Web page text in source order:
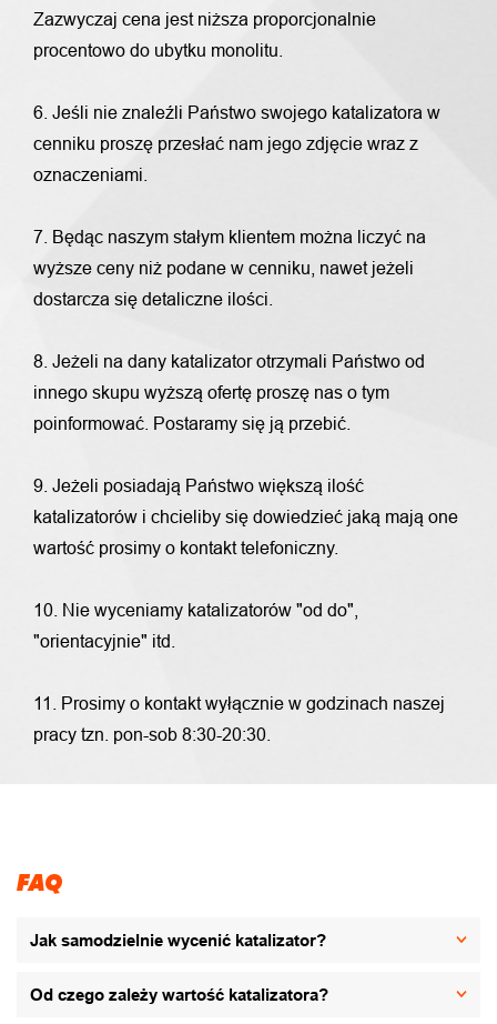
Zazwyczaj cena jest niższa proporcjonalnie
procentowo do ubytku monolitu.
6. Jeśli nie znaleźli Państwo swojego katalizatora w
cenniku proszę przesłać nam jego zdjęcie wraz z
oznaczeniami.
7. Będąc naszym stałym klientem można liczyć na
wyższe ceny niż podane w cenniku, nawet jeżeli
dostarcza się detaliczne ilości.
8. Jeżeli na dany katalizator otrzymali Państwo od
innego skupu wyższą ofertę proszę nas o tym
poinformować. Postaramy się ją przebić.
9. Jeżeli posiadają Państwo większą ilość
katalizatorów i chcieliby się dowiedzieć jaką mają one
wartość prosimy o kontakt telefoniczny.
10. Nie wyceniamy katalizatorów "od do",
"orientacyjnie" itd.
11. Prosimy o kontakt wyłącznie w godzinach naszej
pracy tzn. pon-sob 8:30-20:30.
FAQ
Jak samodzielnie wycenić katalizator?
Od czego zależy wartość katalizatora?